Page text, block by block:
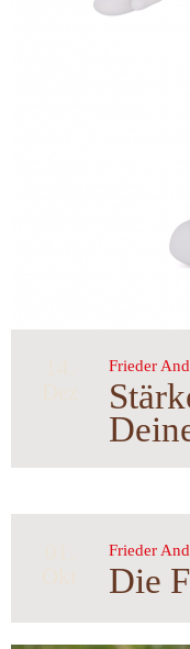
Frieder
Frieder
Die